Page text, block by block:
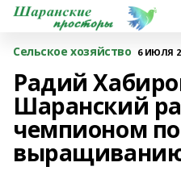
Сельское хозяйство 6 ИЮЛЯ
Радий
Шаранский
чемпионом по